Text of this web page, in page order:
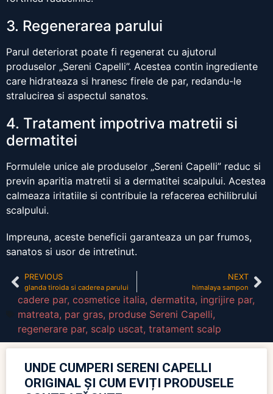
3. Regenerarea parului
Parul deteriorat poate fi regenerat cu ajutorul
produselor „Sereni Capelli”. Acestea contin ingrediente
care hidrateaza si hranesc firele de par, redandu-le
stralucirea si aspectul sanatos.
4. Tratament impotriva matretii si
dermatitei
Formulele unice ale produselor „Sereni Capelli” reduc si
previn aparitia matretii si a dermatitei scalpului. Acestea
calmeaza iritatiile si contribuie la refacerea echilibrului
scalpului.
Impreuna, aceste beneficii garanteaza un par frumos,
sanatos si usor de intretinut.
PREVIOUS
glanda tiroida si caderea parului
NEXT
himalaya sampon
cadere par, cosmetice italia, dermatita, ingrijire par,
matreata, par gras, produse Sereni Capelli,
regenerare par, scalp uscat, tratament scalp
UNDE CUMPERI SERENI CAPELLI
ORIGINAL ȘI CUM EVIȚI PRODUSELE